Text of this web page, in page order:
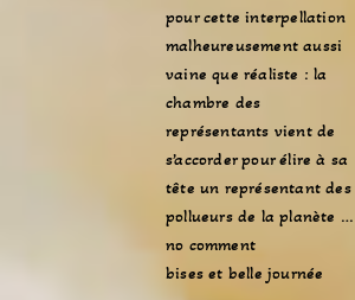
pour cette interpellation
malheureusement aussi
vaine que réaliste : la
chambre des
représentants vient de
s’accorder pour élire à sa
tête un représentant des
pollueurs de la planète …
no comment
bises et belle journée